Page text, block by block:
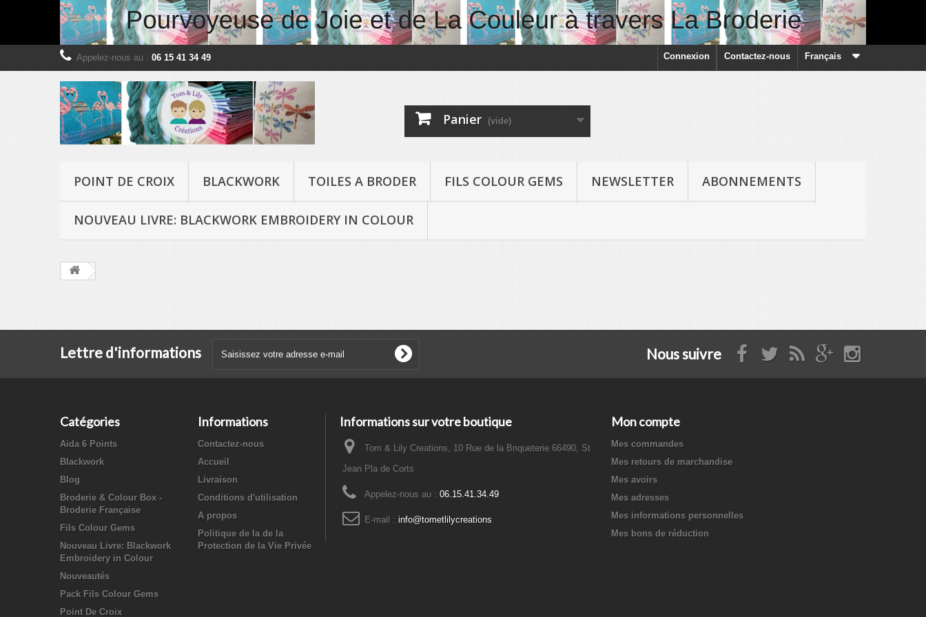
Français
Contactez-nous
Appelez-nous au : 06 15 41 34 49 Connexion
Panier (vide)
POINT DE CROIX BLACKWORK TOILES A BRODER FILS COLOUR GEMS NEWSLETTER ABONNEMENTS
NOUVEAU LIVRE: BLACKWORK EMBROIDERY IN COLOUR
Lettre d'informations Nous suivre
Catégories
Aida 6 Points
Blackwork
Blog
Broderie & Colour Box -
Broderie Française
Fils Colour Gems
Nouveau Livre: Blackwork
Embroidery in Colour
Nouveautés
Pack Fils Colour Gems
Point De Croix
Informations
Contactez-nous
Accueil
Livraison
Conditions d'utilisation
A propos
Politique de la de la
Protection de la Vie Privée
Informations sur votre boutique
Tom & Lily Creations, 10 Rue de la Briqueterie 66490, St
Jean Pla de Corts
Appelez-nous au : 06.15.41.34.49
E-mail : info@tometlilycreations
Mon compte
Mes commandes
Mes retours de marchandise
Mes avoirs
Mes adresses
Mes informations personnelles
Mes bons de réduction